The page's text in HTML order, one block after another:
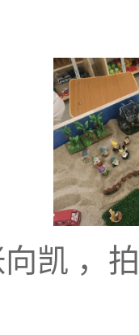
凯 ，